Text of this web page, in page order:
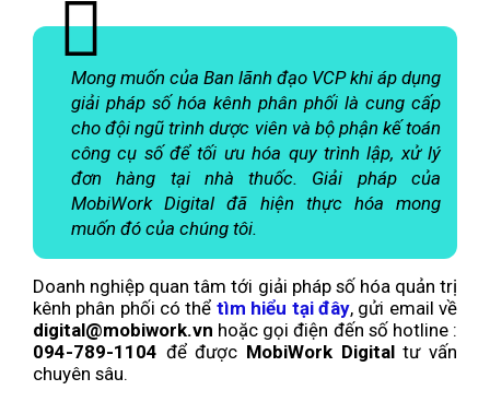
Mong muốn của Ban lãnh đạo VCP khi áp dụng
giải pháp số hóa kênh phân phối là cung cấp
cho đội ngũ trình dược viên và bộ phận kế toán
công cụ số để tối ưu hóa quy trình lập, xử lý
đơn hàng tại nhà thuốc. Giải pháp của
MobiWork Digital đã hiện thực hóa mong
muốn đó của chúng tôi.
Doanh nghiệp quan tâm tới giải pháp số hóa quản trị
kênh phân phối có thể tìm hiểu tại đây, gửi email về
digital@mobiwork.vn hoặc gọi điện đến số hotline :
094-789-1104 để được MobiWork Digitaltư vấn
chuyên sâu.